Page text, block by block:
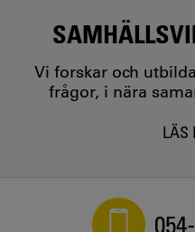
Vi forskar och
frågor, i nära
LÄS